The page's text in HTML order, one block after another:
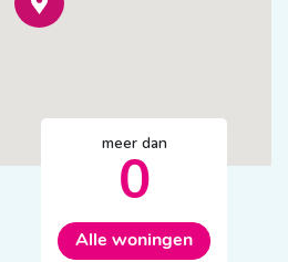
meer dan
0
Alle woningen